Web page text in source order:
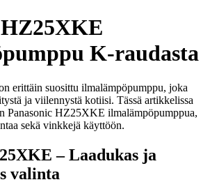
K-raudasta
erittäin suosittu ilmalämpöpumppu, joka
ja viilennystä kotiisi. Tässä artikkelissa
Panasonic HZ25XKE ilmalämpöpumppua,
sekä vinkkejä käyttöön.
– Laadukas ja
valinta